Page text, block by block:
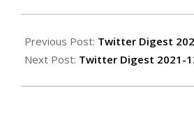
Previous Post: Twitter Digest
Next Post: Twitter Digest 2021-